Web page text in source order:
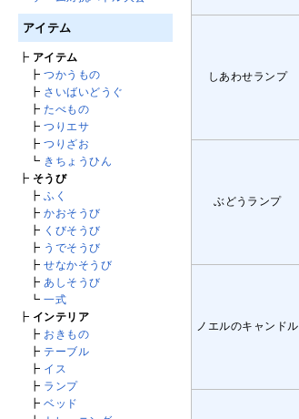
しあわせランプ
ぶどうランプ
ノエルのキャンドル
アイテム
┣ アイテム
┣つかうもの
┣ さいばいどうぐ
┣たべもの
┣つりエサ
┣つりざお
┗ きちょうひん
┣ そうび
┣ふく
┣かおそうび
┣ くびそうび
┣ うでそうび
┣せなかそうび
┣あしそうび
┗一式
┣ インテリア
┣ おきもの
┣ テーブル
┣ イス
┣ ランプ
┣ベッド